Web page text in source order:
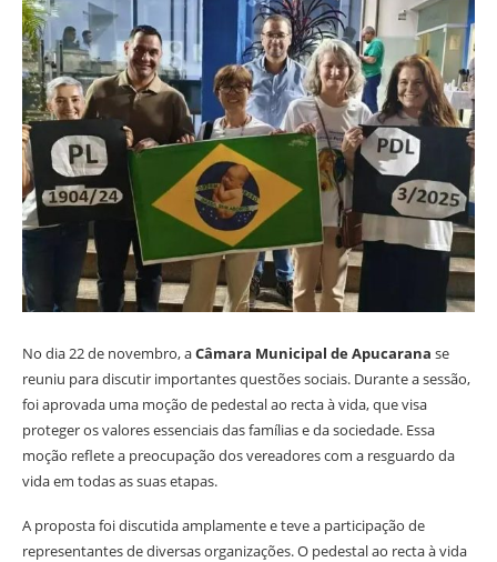
No dia 22 de novembro, aCâmara Municipal de Apucarana se
reuniu para discutir importantes questões sociais. Durante a sessão,
foi aprovada uma moção de pedestal ao recta à vida, que visa
proteger os valores essenciais das famílias e da sociedade. Essa
moção reflete a preocupação dos vereadores com a resguardo da
vida em todas as suas etapas.
A proposta foi discutida amplamente e teve a participação de
representantes de diversas organizações. O pedestal ao recta à vida